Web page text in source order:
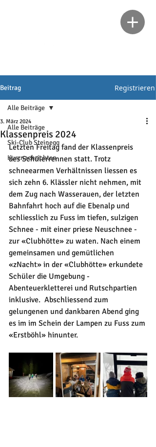
Beitrag Registrieren
Alle Beiträge
Ski-Club Steinegg
Kurznachrichten
Alle Beiträge
Klassenpreis 2024
3. März 2024
Letzten Freitag fand der Klassenpreis
des Schülerrennen statt. Trotz
schneearmen Verhältnissen liessen es
sich zehn 6. Klässler nicht nehmen, mit
dem Zug nach Wasserauen, der letzten
Bahnfahrt hoch auf die Ebenalp und
schliesslich zu Fuss im tiefen, sulzigen
Schnee - mit einer priese Neuschnee -
zur «Clubhötte» zu waten. Nach einem
gemeinsamen und gemütlichen
«zNacht» in der «Clubhötte» erkundete
Schüler die Umgebung -
Abenteuerkletterei und Rutschpartien
inklusive.  Abschliessend zum
gelungenen und dankbaren Abend ging
es im im Schein der Lampen zu Fuss zum
«Erstböhl» hinunter.